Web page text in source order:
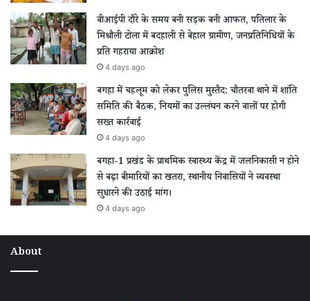
वीआईपी दौरे के समय बनी सड़क बनी आफत, पतिलार के
मिश्रौली टोला में बदहाली से बेहाल ग्रामीण, जनप्रतिनिधियों के
प्रति गहराया आक्रोश
4 days ago
बगहा में चहलूम को लेकर पुलिस मुस्तैद: चौतरवा थाने में शांति
समिति की बैठक, नियमों का उल्लंघन करने वालों पर होगी
सख्त कार्रवाई
4 days ago
बगहा-1 प्रखंड के प्राथमिक स्वास्थ्य केंद्र में जलनिकासी न होने
से बढ़ा बीमारियों का खतरा, स्थानीय निवासियों ने व्यवस्था
सुधारने की उठाई मांग।
4 days ago
About